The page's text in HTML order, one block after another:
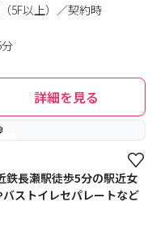
5F以上）／契約時
詳細を見る
鉄長瀬駅徒歩5分の駅近女
ストイレセパレートなど